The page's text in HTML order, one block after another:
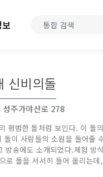
신비의돌
성주가야산로 278
범한 돌처럼 보인다. 이 돌
이 사람들의 소원을 들어줄
송에도 소개되었다.체험
돌을 서서히 들어 올리는